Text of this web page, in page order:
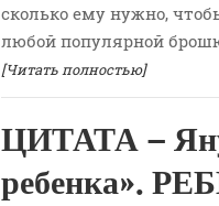
сколько ему нужно,
любой популярной
[Читать полностью]
ЦИТАТА –
ребенка».